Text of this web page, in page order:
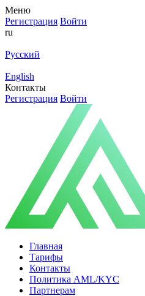
Меню
Регистрация Войти
ru
Русский
English
Контакты
Регистрация Войти
Главная
Тарифы
Контакты
Политика AML/KYC
Партнерам